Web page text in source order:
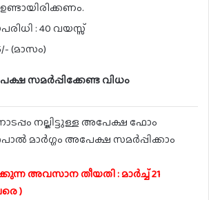
ഉണ്ടായിരിക്കണം.
: 40 വയസ്സ്
(മാസം)
സമർപ്പിക്കേണ്ട വിധം
നല്കിട്ടുള്ള അപേക്ഷ ഫോം
മാർഗ്ഗം അപേക്ഷ സമർപ്പിക്കാം
അവസാന തീയതി : മാർച്ച് 21
)